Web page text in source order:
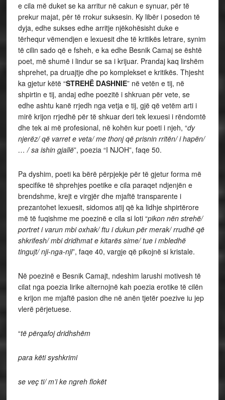
e cila më duket se ka arritur në cakun e synuar, për të
prekur majat, për të rrokur suksesin. Ky libër i posedon të
dyja, edhe sukses edhe arritje njëkohësisht duke e
tërhequr vëmendjen e lexuesit dhe të kritikës letrare, synim
të cilin sado që e fsheh, e ka edhe Besnik Camaj se është
poet, më shumë i lindur se sa i krijuar. Prandaj kaq lirshëm
shprehet, pa druajtje dhe po komplekset e kritikës. Thjesht
ka gjetur këtë “STREHË DASHNIE” në vetën e tij, në
shpirtin e tij, andaj edhe poezitë i shkruan për vete, se
edhe ashtu kanë rrjedh nga vetja e tij, gjë që vetëm arti i
mirë krijon rrjedhë për të shkuar deri tek lexuesi i rëndomtë
dhe tek ai më profesional, në kohën kur poeti i njeh, “dy
njerëz/ që varret e veta/ me thonj që prisnin rritën/ i hapën/
… / sa ishin gjallë”, poezia “I NJOH”, faqe 50.
Pa dyshim, poeti ka bërë përpjekje për të gjetur forma më
specifike të shprehjes poetike e cila paraqet ndjenjën e
brendshme, krejt e virgjër dhe mjaftë transparente i
prezantohet lexuesit, sidomos atij që ka lidhje shpirtërore
më të fuqishme me poezinë e cila si loti “pikon nën strehë/
portret i varun mbi oxhak/ ftu i dukun për merak/ rrudhë që
shkrifesh/ mbi dridhmat e kitarës sime/ tue i mbledhë
tingujt/ nji-nga-nji”, faqe 40, vargje që pikojnë si kristale.
Në poezinë e Besnik Camajt, ndeshim larushi motivesh të
cilat nga poezia lirike alternojnë kah poezia erotike të cilën
e krijon me mjaftë pasion dhe në anën tjetër poezive iu jep
vlerë përjetuese.
“të përqafoj dridhshëm
para këti syshkrimi
se veç ti/ m’i ke ngreh flokët